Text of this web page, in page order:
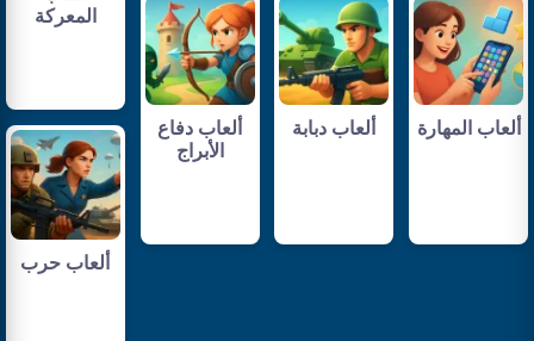
المعركة
ألعاب المهارة ألعاب دبابة
ألعاب دفاع
الأبراج
ألعاب حرب